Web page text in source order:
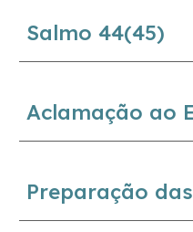
Salmo 44(45)
Aclamação ao
Preparação